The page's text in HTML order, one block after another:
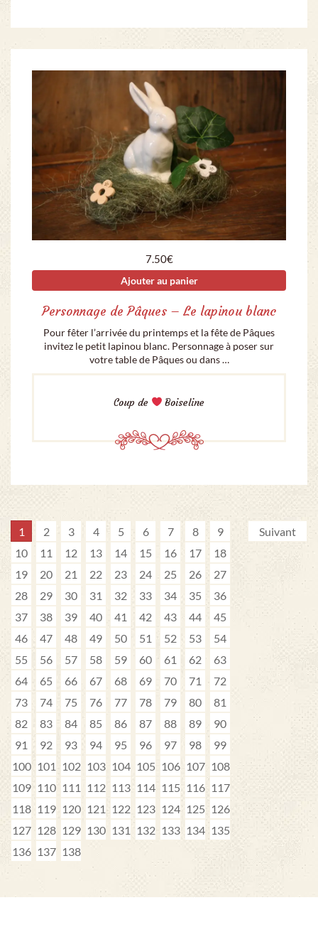
7.50€
Ajouter au panier
Personnage de Pâques – Le lapinou blanc
Pour fêter l’arrivée du printemps et la fête de Pâques
invitez le petit lapinou blanc. Personnage à poser sur
votre table de Pâques ou dans …
Coup de Boiseline
1 2 3 4 5 6 7 8
9
10
11 12 13 14 15 16 17
18
19
20 21 22 23 24 25 26
27
28
29 30 31 32 33 34 35
36
37
38 39 40 41 42 43 44
45
46
47 48 49 50 51 52 53
54
55
56 57 58 59 60 61 62
63
64
65 66 67 68 69 70 71
72
73
74 75 76 77 78 79 80
81
82
83 84 85 86 87 88 89
90
91
92 93 94 95 96 97 98
99
100 101 102 103 104 105 106 107 108
109 110 111 112 113 114 115 116 117
118 119 120 121 122 123 124 125 126
127 128 129 130 131 132 133 134 135
136 137 138
Suivant